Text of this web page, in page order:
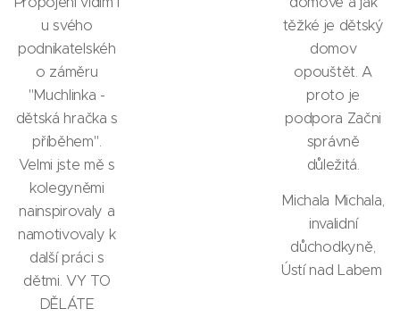
u svého
podnikatelskéh
o záměru
"Muchlinka -
dětská hračka s
příběhem".
Velmi jste mě s
kolegyněmi
nainspirovaly a
namotivovaly k
další práci s
dětmi. VY TO
DĚLÁTE
těžké je dětský
domov
opouštět. A
proto je
podpora Začni
správně
důležitá.
Michala Michala,
invalidní
důchodkyně,
Ústí nad Labem